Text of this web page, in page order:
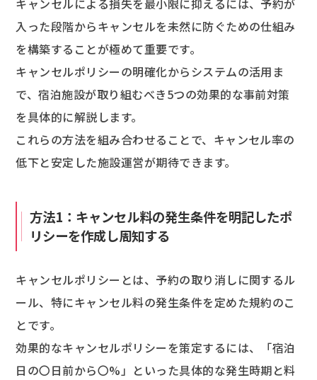
入った段階からキャンセルを未然に防ぐための仕組み
を構築することが極めて重要です。
キャンセルポリシーの明確化からシステムの活用ま
で、宿泊施設が取り組むべき5つの効果的な事前対策
を具体的に解説します。
これらの方法を組み合わせることで、キャンセル率の
低下と安定した施設運営が期待できます。
方法1：キャンセル料の発生条件を明記したポ
リシーを作成し周知する
キャンセルポリシーとは、予約の取り消しに関するル
ール、特にキャンセル料の発生条件を定めた規約のこ
とです。
効果的なキャンセルポリシーを策定するには、「宿泊
日の〇日前から〇%」といった具体的な発生時期と料